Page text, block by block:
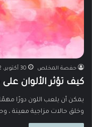
حفصة المخلص 30 أكتوبر، 2022
كيف تؤثر الألوان
يمكن أن يلعب اللون دورًا
وخلق حالات مزاجية معينة ،